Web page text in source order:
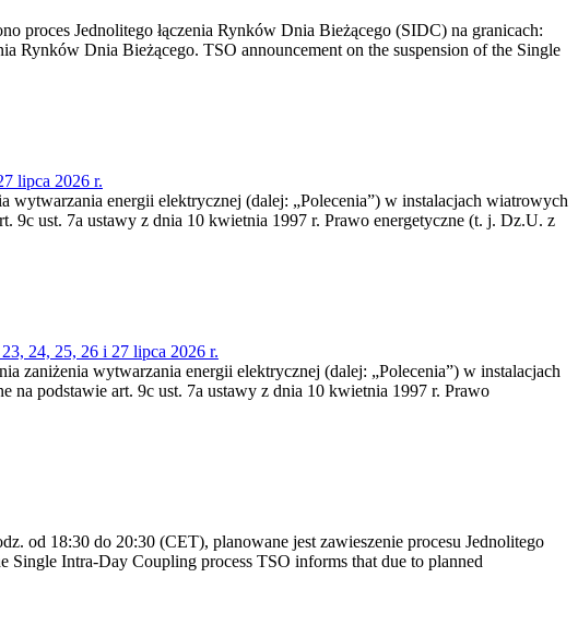
proces Jednolitego łączenia Rynków Dnia Bieżącego (SIDC) na granicach:
Rynków Dnia Bieżącego. TSO announcement on the suspension of the Single
lipca 2026 r.
energii elektrycznej (dalej: „Polecenia”) w instalacjach wiatrowych
9c ust. 7a ustawy z dnia 10 kwietnia 1997 r. Prawo energetyczne (t. j. Dz.U. z
24, 25, 26 i 27 lipca 2026 r.
zaniżenia wytwarzania energii elektrycznej (dalej: „Polecenia”) w instalacjach
na podstawie art. 9c ust. 7a ustawy z dnia 10 kwietnia 1997 r. Prawo
od 18:30 do 20:30 (CET), planowane jest zawieszenie procesu Jednolitego
Single Intra-Day Coupling process TSO informs that due to planned